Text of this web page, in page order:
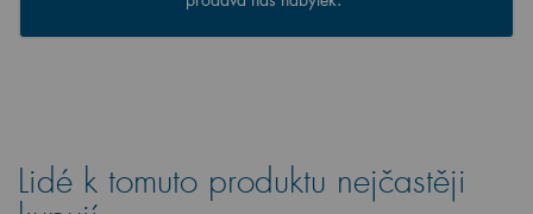
Lidé k tomuto produktu nejčastěji